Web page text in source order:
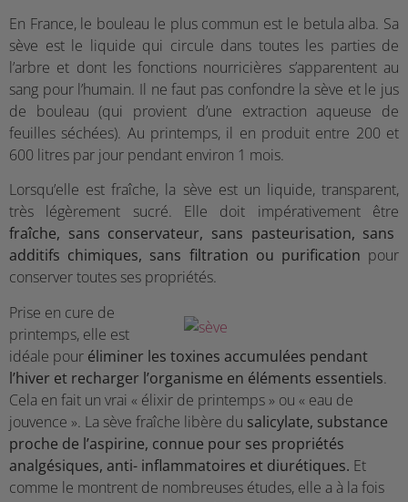
En France, le bouleau le plus commun est le betula alba. Sa
sève est le liquide qui circule dans toutes les parties de
l’arbre et dont les fonctions nourricières s’apparentent au
sang pour l’humain. Il ne faut pas confondre la sève et le jus
de bouleau (qui provient d’une extraction aqueuse de
feuilles séchées). Au printemps, il en produit entre 200 et
600 litres par jour pendant environ 1 mois.
Lorsqu’elle est fraîche, la sève est un liquide, transparent,
très légèrement sucré. Elle doit impérativement être
fraîche, sans conservateur, sans pasteurisation, sans
additifs chimiques, sans filtration ou purification pour
conserver toutes ses propriétés.
Prise en cure de
printemps, elle est
idéale pour éliminer les toxines accumulées pendant
l’hiver et recharger l’organisme en éléments essentiels.
Cela en fait un vrai « élixir de printemps » ou « eau de
jouvence ». La sève fraîche libère du salicylate, substance
proche de l’aspirine, connue pour ses propriétés
analgésiques, anti- inflammatoires et diurétiques. Et
comme le montrent de nombreuses études, elle a à la fois